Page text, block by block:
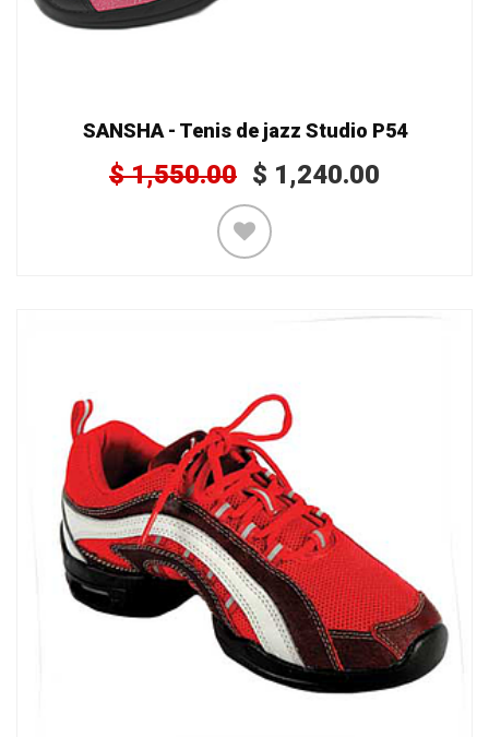
SANSHA - Tenis de jazz Studio P54
$1,550.00 $ 1,240.00